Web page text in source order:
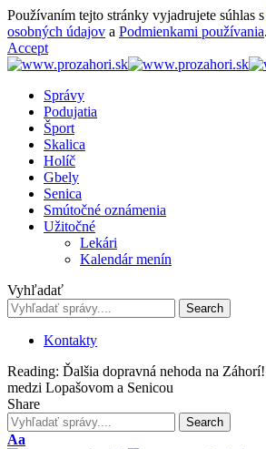
Používaním tejto stránky vyjadrujete súhlas s
osobných údajov a Podmienkami používania.
Accept
Správy
Podujatia
Šport
Skalica
Holíč
Gbely
Senica
Smútočné oznámenia
Užitočné
Lekári
Kalendár menín
Vyhľadať
Kontakty
Reading: Ďalšia dopravná nehoda na
medzi Lopašovom a Senicou
Share
Font
Aa